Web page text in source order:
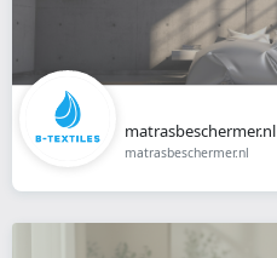
matrasbeschermer.nl
matrasbeschermer.nl